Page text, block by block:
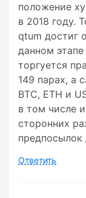
положение
в 2018 году.
qtum достиг
данном
торгуется
149 парах, а
BTC, ETH и
в том числе
сторонних
предпосылок
Ответить